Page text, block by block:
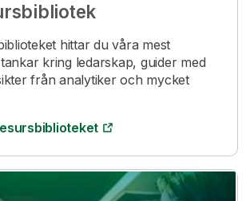
hittar du våra mest
kring ledarskap, guider med
från analytiker och mycket